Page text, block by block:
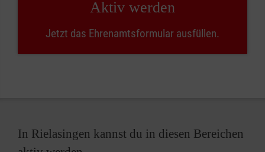
Aktiv werden
Jetzt das Ehrenamtsformular ausfüllen.
In Rielasingen kannst du in diesen Bereichen